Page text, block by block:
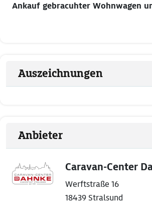
Ankauf gebracuhter Wohnwagen
Auszeichnungen
Anbieter
Caravan-Center
Werftstraße 16
18439 Stralsund